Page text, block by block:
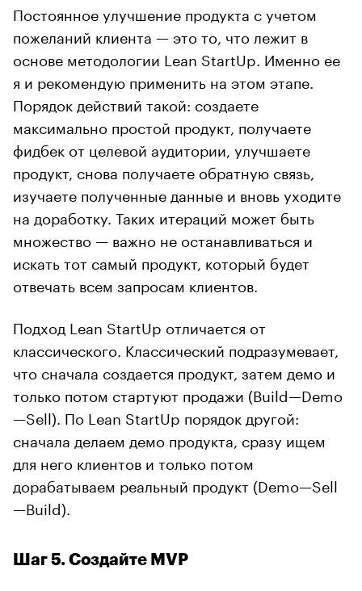
Постоянное улучшение продукта с учетом
пожеланий клиента — это то, что лежит в
основе методологии Lean StartUp. Именно ее
я и рекомендую применить на этом этапе.
Порядок действий такой: создаете
максимально простой продукт, получаете
фидбек от целевой аудитории, улучшаете
продукт, снова получаете обратную связь,
изучаете полученные данные и вновь уходите
на доработку. Таких итераций может быть
множество — важно не останавливаться и
искать тот самый продукт, который будет
отвечать всем запросам клиентов.
Подход Lean StartUp отличается от
классического. Классический подразумевает,
что сначала создается продукт, затем демо и
только потом стартуют продажи (Build—Demo
—Sell). По Lean StartUp порядок другой:
сначала делаем демо продукта, сразу ищем
для него клиентов и только потом
дорабатываем реальный продукт (Demo—Sell
—Build).
Шаг 5. Создайте MVP